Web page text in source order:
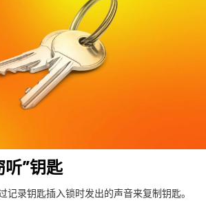
”钥匙
记录钥匙插入锁时发出的声音来复制钥匙。